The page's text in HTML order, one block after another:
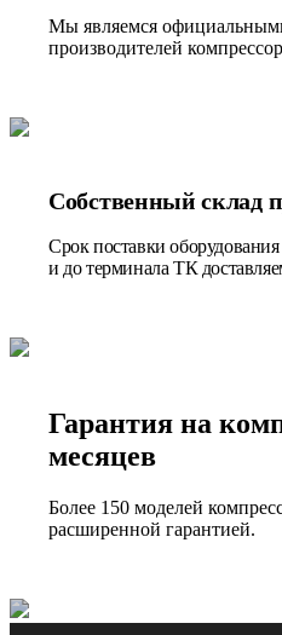
Мы являемся
производителей
Собственный склад
Срок поставки
и до терминала ТК
Гарантия на
месяцев
Более 150 моделей
расширенной гарантией.